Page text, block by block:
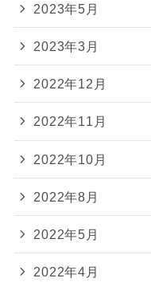
2023年5月
2023年3月
2022年12月
2022年11月
2022年10月
2022年8月
2022年5月
2022年4月